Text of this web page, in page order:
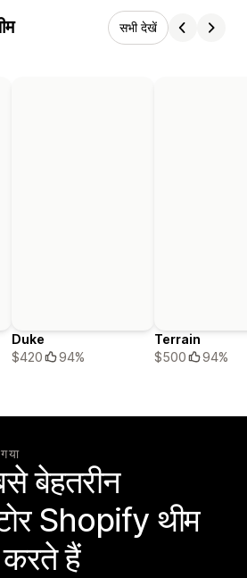
सभी देखें
Duke
$420
94%
Terrain
$500
94%
बेहतरीन
Shopify थीम
करते हैं